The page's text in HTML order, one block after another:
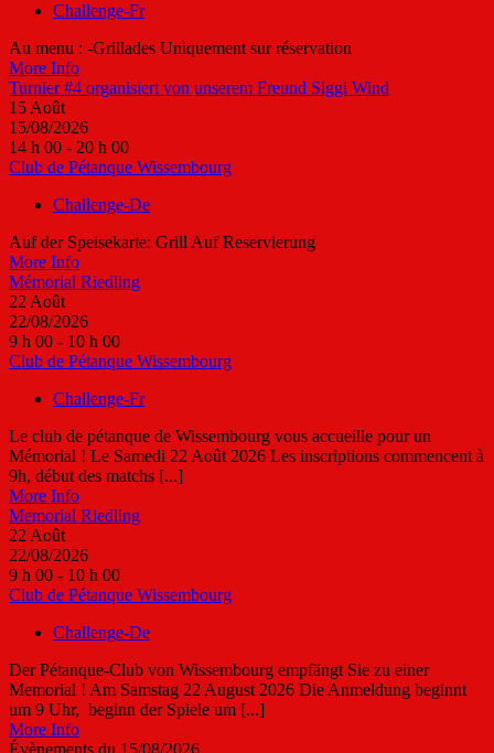
Challenge-Fr
Au menu : -Grillades Uniquement sur réservation
More Info
Turnier #4 organisiert von unserem Freund Siggi Wind
15Août
15/08/2026
14 h 00 - 20 h 00
Club de Pétanque Wissembourg
Challenge-De
Auf der Speisekarte: Grill Auf Reservierung
More Info
Mémorial Riedling
22Août
22/08/2026
9 h 00 - 10 h 00
Club de Pétanque Wissembourg
Challenge-Fr
Le club de pétanque de Wissembourg vous accueille pour un
Mémorial ! Le Samedi 22 Août 2026 Les inscriptions commencent à
9h, début des matchs [...]
More Info
Memorial Riedling
22Août
22/08/2026
9 h 00 - 10 h 00
Club de Pétanque Wissembourg
Challenge-De
Der Pétanque-Club von Wissembourg empfängt Sie zu einer
Memorial ! Am Samstag 22 August 2026 Die Anmeldung beginnt
um 9 Uhr, beginn der Spiele um [...]
More Info